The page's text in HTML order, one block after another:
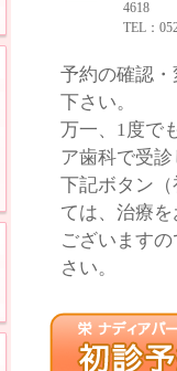
4618
TEL：
予約の確認
下さい。
万一、1度で
ア歯科で受
下記ボタン
ては、治療
ございます
さい。